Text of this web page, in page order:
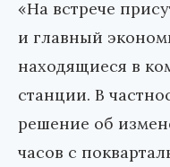
«На встрече
и главный
находящиеся в
станции. В
решение об
часов с